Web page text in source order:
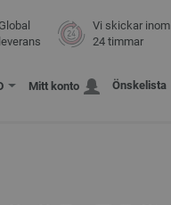
Global
leverans
Vi skickar inom
24 timmar
Mitt konto Önskelista